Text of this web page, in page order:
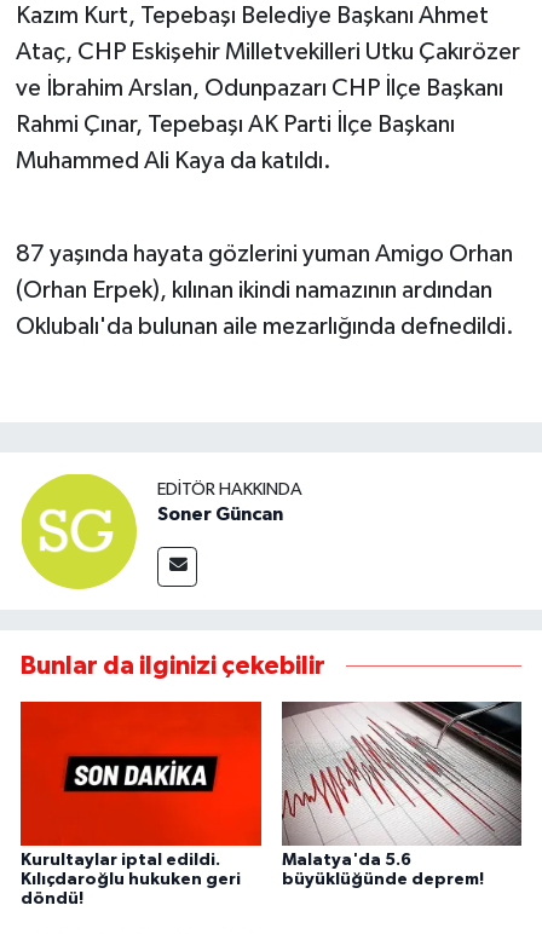
Kazım Kurt, Tepebaşı Belediye Başkanı Ahmet
Ataç, CHP Eskişehir Milletvekilleri Utku Çakırözer
ve İbrahim Arslan, Odunpazarı CHP İlçe Başkanı
Rahmi Çınar, Tepebaşı AK Parti İlçe Başkanı
Muhammed Ali Kaya da katıldı.
87 yaşında hayata gözlerini yuman Amigo Orhan
(Orhan Erpek), kılınan ikindi namazının ardından
Oklubalı'da bulunan aile mezarlığında defnedildi.
EDITÖR HAKKINDA
Soner Güncan
Bunlar da ilginizi çekebilir
Kurultaylar iptal edildi.
Kılıçdaroğlu hukuken geri
döndü!
Malatya'da 5.6
büyüklüğünde deprem!